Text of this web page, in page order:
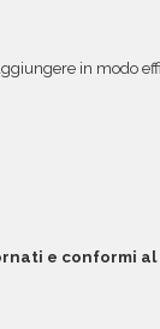
in modo
e conformi al